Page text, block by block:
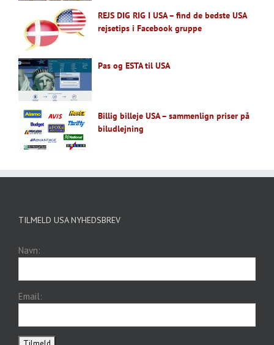
REJS DIG RIG I USA – find de bedste USA
rejsetips i Facebook gruppe
Pas og ESTA til USA
Billig billeje USA – sammenlign priser på
biludlejning
TILMELD USA NYHEDSBREV
Navn:
Email: